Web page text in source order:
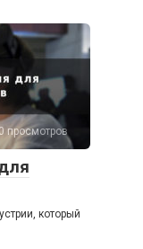
просмотров
который